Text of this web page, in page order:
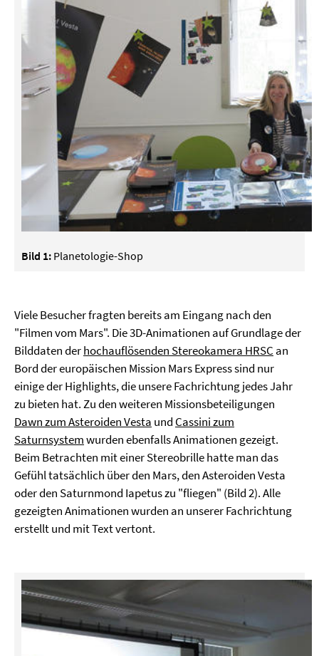
Bild 1: Planetologie-Shop
Viele Besucher fragten bereits am Eingang nach den
"Filmen vom Mars". Die 3D-Animationen auf Grundlage der
Bilddaten derhochauflösenden Stereokamera HRSC an
Bord der europäischen Mission Mars Express sind nur
einige der Highlights, die unsere Fachrichtung jedes Jahr
zu bieten hat. Zu den weiteren Missionsbeteiligungen
Dawn zum Asteroiden Vesta und Cassini zum
Saturnsystemwurden ebenfalls Animationen gezeigt.
Beim Betrachten mit einer Stereobrille hatte man das
Gefühl tatsächlich über den Mars, den Asteroiden Vesta
oder den Saturnmond Iapetus zu "fliegen" (Bild 2). Alle
gezeigten Animationen wurden an unserer Fachrichtung
erstellt und mit Text vertont.